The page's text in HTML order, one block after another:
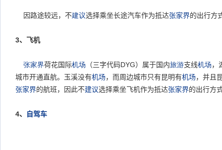
因路途较远，不建议选择乘坐长途汽车作为抵达张家界的出行方
3、飞机
张家界荷花国际机场 （三字代码DYG）属于国内旅游支线机场，
城市开通直航。玉溪没有机场，而周边城市只有昆明有机场，并且
张家界的航班，因此不建议选择乘坐飞机作为抵达张家界的出行方
4、 自驾车